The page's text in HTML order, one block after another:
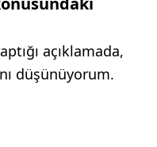
açıklamada,
düşünüyorum.